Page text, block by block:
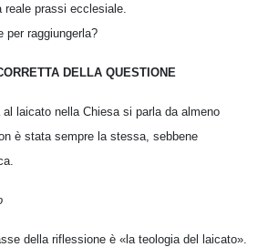
prassi ecclesiale.
per raggiungerla?
DELLA QUESTIONE
laicato nella Chiesa si parla da almeno
è stata sempre la stessa, sebbene
della riflessione è «la teologia del laicato».